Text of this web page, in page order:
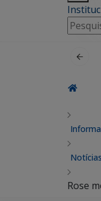
por:
Notícias
Rose